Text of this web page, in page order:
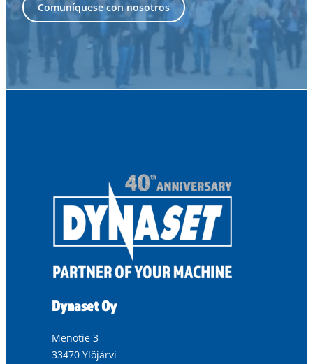
Comuníquese con nosotros
Dynaset Oy
Menotie 3
33470 Ylöjärvi